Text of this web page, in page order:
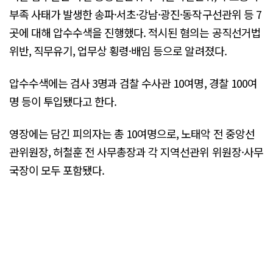
부족 사태가 발생한 송파·서초·강남·광진·동작구선관위 등 7
곳에 대해 압수수색을 진행했다. 적시된 혐의는 공직선거법
위반, 직무유기, 업무상 횡령·배임 등으로 알려졌다.
압수수색에는 검사 3명과 검찰 수사관 10여명, 경찰 100여
명 등이 투입됐다고 한다.
영장에는 담긴 피의자는 총 10여명으로, 노태악 전 중앙선
관위원장, 허철훈 전 사무총장과 각 지역선관위 위원장·사무
국장이 모두 포함됐다.